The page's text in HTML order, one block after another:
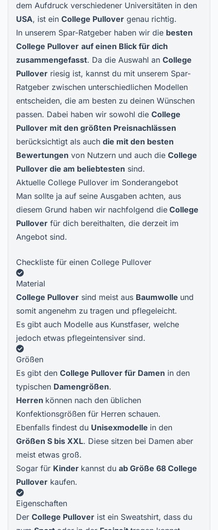
dem Aufdruck verschiedener Universitäten in den
USA, ist ein College Pullover genau richtig.
In unserem Spar-Ratgeber haben wir die besten
College Pullover auf einen Blick für dich
zusammengefasst. Da die Auswahl an College
Pullover riesig ist, kannst du mit unserem Spar-
Ratgeber zwischen unterschiedlichen Modellen
entscheiden, die am besten zu deinen Wünschen
passen. Dabei haben wir sowohl die College
Pullover mit den größten Preisnachlässen
berücksichtigt als auch die mit den besten
Bewertungen von Nutzern und auch die College
Pullover die am beliebtesten sind.
Aktuelle College Pullover im Sonderangebot
Man sollte ja auf seine Ausgaben achten, aus
diesem Grund haben wir nachfolgend die College
Pullover für dich bereithalten, die derzeit im
Angebot sind.
Checkliste für einen College Pullover
Material
College Pullover sind meist aus Baumwolle und
somit angenehm zu tragen und pflegeleicht.
Es gibt auch Modelle aus Kunstfaser, welche
jedoch etwas pflegeintensiver sind.
Größen
Es gibt den College Pullover für Damen in den
typischen Damengrößen.
Herren können nach den üblichen
Konfektionsgrößen für Herren schauen.
Ebenfalls findest du Unisexmodelle in den
Größen S bis XXL. Diese sitzen bei Damen aber
meist etwas groß.
Sogar für Kinder kannst du ab Größe 68 College
Pullover kaufen.
Eigenschaften
Der College Pullover ist ein Sweatshirt, dass du